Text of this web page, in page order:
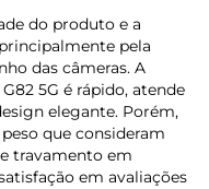
do produto e a
pela
das câmeras. A
5G é rápido, atende
elegante. Porém,
que consideram
travamento em
em avaliações